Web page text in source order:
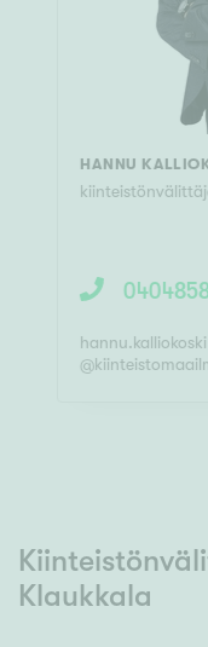
HANNU
hannu.kalliokoski
@
Klaukkala